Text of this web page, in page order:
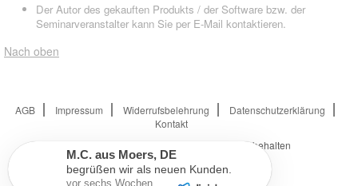
Der Autor des gekauften Produkts / der Software bzw. der
Seminarveranstalter kann Sie per E-Mail kontaktieren.
Nach oben
AGB Impressum Widerrufsbelehrung
Datenschutzerklärung
Kontakt
Digistore24 GmbH, alle Rechte vorbehalten
M.C. aus Moers, DE
begrüßen wir als neuen Kunden.
vor sechs Wochen